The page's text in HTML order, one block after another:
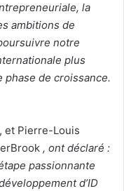
la
ambitions de
notre
plus
phase de croissance.
et Pierre-Louis
, ont déclaré :
passionnante
d’ID